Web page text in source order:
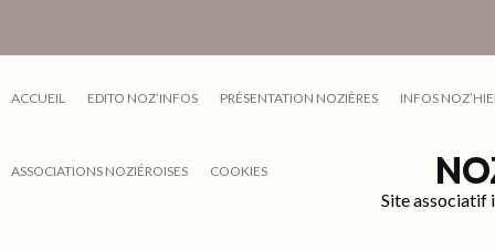
ACCUEIL EDITO NOZ’INFOS PRÉSENTATION NOZIÈRES INFOS
ASSOCIATIONS NOZIÉROISES COOKIES
Site associatif